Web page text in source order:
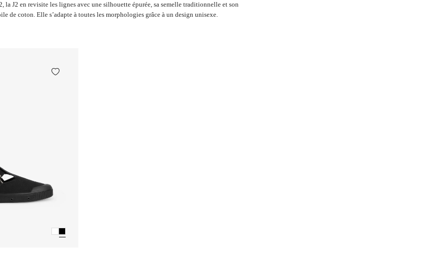
la J2 en revisite les lignes avec une silhouette épurée, sa semelle traditionnelle et son
de coton. Elle s’adapte à toutes les morphologies grâce à un design unisexe.